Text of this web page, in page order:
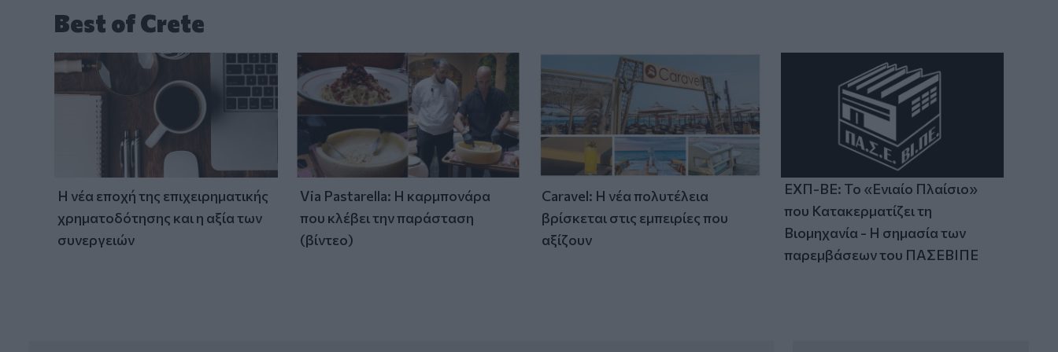
7 ή 8
Κάλεσα σε σύσκεψη για το πρώην
Λατομείο Ανώπολης
Best of Crete
Η νέα εποχή της επιχειρηματικής
χρηματοδότησης και η αξία των
συνεργειών
Via Pastarella: Η καρμπονάρα
που κλέβει την παράσταση
(βίντεο)
Caravel: Η νέα πολυτέλεια
βρίσκεται στις εμπειρίες που
αξίζουν
ΕΧΠ-ΒΕ: Το «Ενιαίο Πλαίσιο»
που Κατακερματίζει τη
Βιομηχανία - Η σημασία των
παρεμβάσεων του ΠΑΣΕΒΙΠΕ